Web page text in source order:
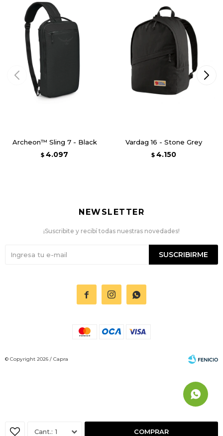
1 COMPRAR
Archeon™ Sling 7 - Black
$ 4.097
Vardag 16 - Stone Grey
$ 4.150
  
NEWSLETTER
¡Suscribite y recibí todas nuestras novedades!
SUSCRIBIRME
© Copyright 2026 / Capra